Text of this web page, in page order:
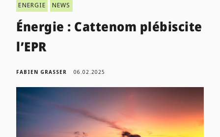
ENERGIE NEWS
Énergie : Cattenom plébiscite
l’EPR
FABIEN GRASSER 06.02.2025